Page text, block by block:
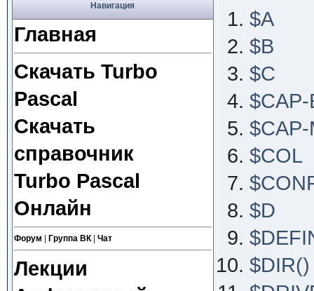
Навигация
Главная
Скачать Turbo
Pascal
Скачать
справочник
Turbo Pascal
Онлайн
Форум Группа ВК| Чат
Лекции
$A
$B
$C
$COL
$D
$DIR()